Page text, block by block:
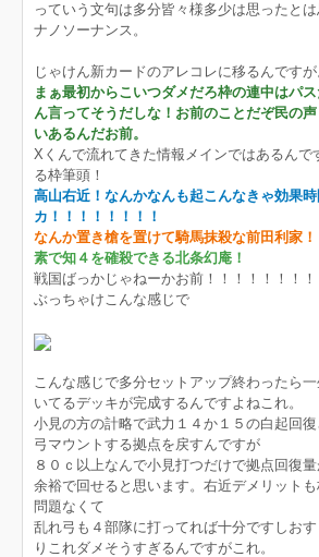
っていう文句は多分皆々様多少は思ったと
ナノソーナンス。
じゃけん新カードのアレコレに移るんですが
まぁ最初からこいつダメだろ枠の連中はパ
ん言ってそうだしな！お前のことだぞ民の
いあるんだお前。
Xくんで流れてきた情報メインではあるんで
る枠筆頭！
高山右近！なんかなんも起こんなきゃ効果
カ！！！！！！！！
なんか置き槍を置けて騎馬抹殺な前田利家！
素で知４を確殺できる北条幻庵！
戦国ばっかじゃねーかお前！！！！！！！！
ぶっちゃけこんな感じで
こんな感じで多分セットアップ終わったら
いてるデッキが完成するんですよねこれ。
小見の方の計略で武力１４か１５の白起回
弓マウントする拠点を戻すんですが
８０ｃ以上なんで小見打つだけで拠点回復
余裕で回せると思います。右近デメリット
問題なくて
乱れ弓も４部隊に打ってれば十分ですしお
りこれダメそうすぎるんですがこれ。